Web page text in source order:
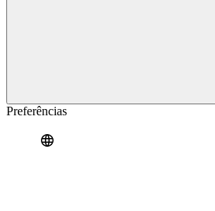
Preferências